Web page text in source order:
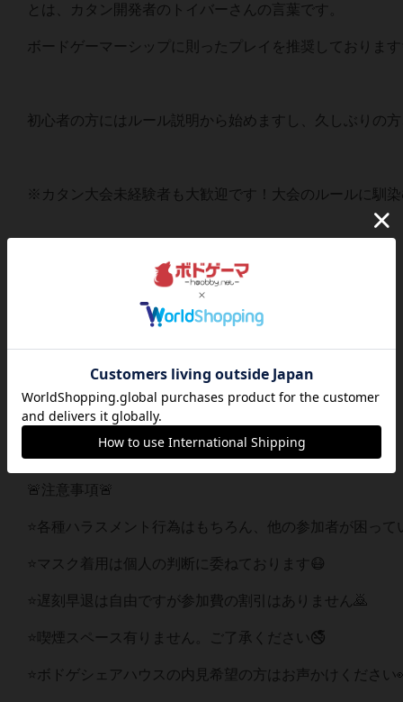
とは、カタン開発者のトイバーさんの言葉です。
ボードゲーマーシップに則ったプレイを推奨しております
初心者の方にはルール説明から始めますし、久しぶりの
※カタン大会未経験者も大歓迎です！大会のルールに馴
これなくなったら教えてください。
キャンセル料はありません。
🚨注意事項🚨
⭐各種ハラスメント行為はもちろん、他の参加者が困っ
⭐マスク着用は個人の判断に委ねております😷
⭐遅刻早退は自由ですが参加費の割引はありません🙇
⭐喫煙スペース有りません。ご了承ください🚭
⭐ボドゲシェアハウスの内見希望の方はお声かけください